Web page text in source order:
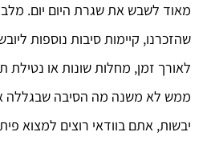
מאוד לשבש את שגרת היום יום.
שהזכרנו, קיימות סיבות נוספות
לאורך זמן, מחלות שונות או נטילת
ממש לא משנה מה הסיבה שבגללה
יבשות, אתם בוודאי רוצים למצוא